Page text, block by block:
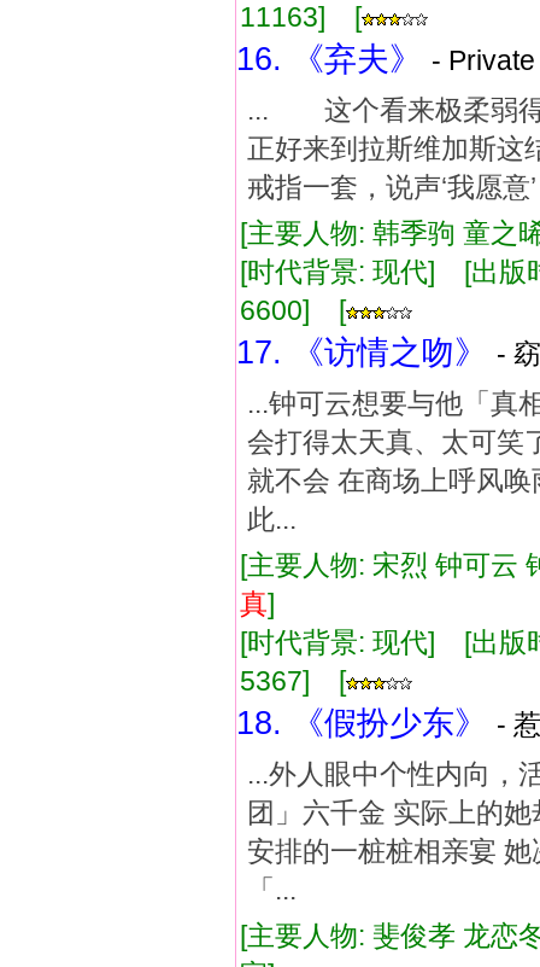
11163] [
16. 《弃夫》
-
... 这个看来极柔弱
正好来到拉斯维加
戒指一套，说声‘我
[主要人物: 韩季驹 童
[时代背景: 现代] [出
6600] [
17. 《访情之吻》
-
...钟可云想要与他「
会打得太天真、太可
就不会 在商场上呼风
此...
[主要人物: 宋烈 钟可
真]
[时代背景: 现代] [出
5367] [
18. 《假扮少东》
-
...外人眼中个性内向，
团」六千金 实际上的
安排的一桩桩相亲宴
「...
[主要人物: 斐俊孝 龙